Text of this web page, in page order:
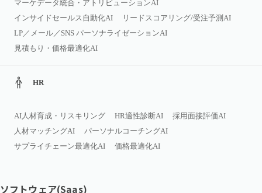
マーケデータ統合・アトリビューションAI
インサイドセールス自動化AI
リードスコアリング/受注予測AI
LP／メール／SNS パーソナライゼーションAI
見積もり・価格最適化AI
HR
AI人材育成・リスキリング HR適性診断AI
採用面接評価AI
人材マッチングAI
パーソナルコーチングAI
サプライチェーン最適化AI
価格最適化AI
ソフトウェア(Saas)